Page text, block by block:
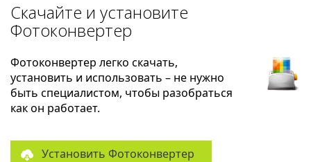
Скачайте и установите
Фотоконвертер
Фотоконвертер легко скачать,
установить и использовать – не нужно
быть специалистом, чтобы разобраться
как он работает.
Установить Фотоконвертер